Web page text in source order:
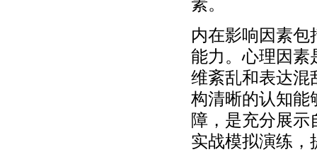
素。
内在影响因素
能力。心理因素
维紊乱和表达混
构清晰的认知能
障，是充分展
实战模拟演练，